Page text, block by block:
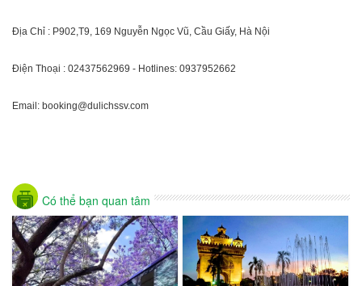
Địa Chỉ : P902,T9, 169 Nguyễn Ngọc Vũ, Cầu Giấy, Hà Nội
Điện Thoại : 02437562969 - Hotlines: 0937952662
Email: booking@dulichssv.com
Có thể bạn quan tâm